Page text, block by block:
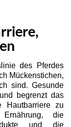
des Pferdes
Mückenstichen,
sind. Gesunde
begrenzt das
Hautbarriere zu
die
und die